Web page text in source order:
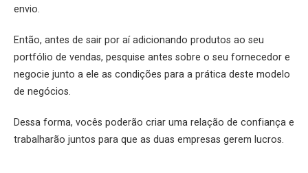
envio.
Então, antes de sair por aí adicionando produtos ao seu
portfólio de vendas, pesquise antes sobre o seu fornecedor e
negocie junto a ele as condições para a prática deste modelo
de negócios.
Dessa forma, vocês poderão criar uma relação de confiança e
trabalharão juntos para que as duas empresas gerem lucros.